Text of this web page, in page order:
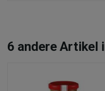
6 andere Artikel